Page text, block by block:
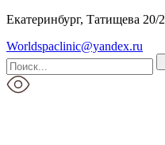
Екатеринбург, Татищева 20/2
Worldspaclinic@yandex.ru